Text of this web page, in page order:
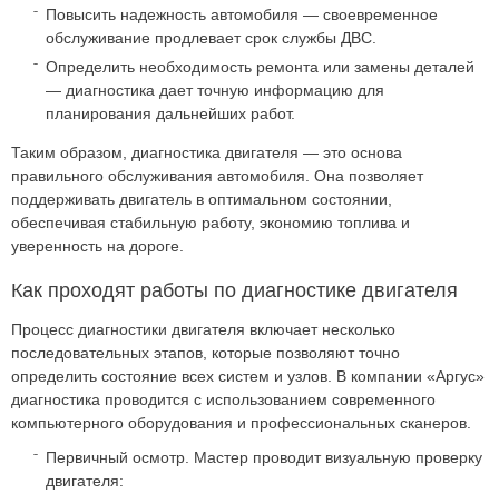
Повысить надежность автомобиля — своевременное
обслуживание продлевает срок службы ДВС.
Определить необходимость ремонта или замены деталей
— диагностика дает точную информацию для
планирования дальнейших работ.
Таким образом, диагностика двигателя — это основа
правильного обслуживания автомобиля. Она позволяет
поддерживать двигатель в оптимальном состоянии,
обеспечивая стабильную работу, экономию топлива и
уверенность на дороге.
Как проходят работы по диагностике двигателя
Процесс диагностики двигателя включает несколько
последовательных этапов, которые позволяют точно
определить состояние всех систем и узлов. В компании «Аргус»
диагностика проводится с использованием современного
компьютерного оборудования и профессиональных сканеров.
Первичный осмотр. Мастер проводит визуальную проверку
двигателя: